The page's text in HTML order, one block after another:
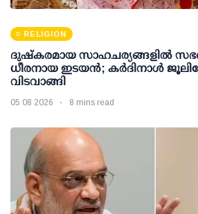
RELIGION
ദുഷ്കരമായ സാഹചര്യങ്ങളിൽ
ധീരനായ ഇടയൻ; കർദിനാൾ
വിടവാങ്ങി
05 08 2026 8 mins read